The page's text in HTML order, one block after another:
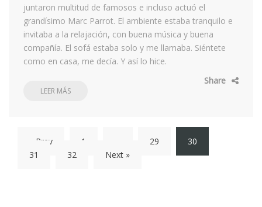
juntaron multitud de famosos e incluso actuó el
grandísimo Marc Parrot. El ambiente estaba tranquilo e
invitaba a la relajación, con buena música y buena
compañía. El sofá estaba solo y me llamaba. Siéntete
como en casa, me decía. Y así lo hice.
Share
LEER MÁS
« Prev 1 29
30
31
32 Next »